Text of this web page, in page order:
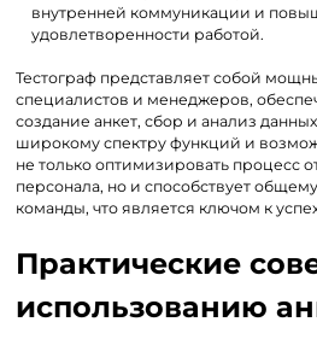
внутренней коммуникации и
удовлетворенности работой.
Тестограф представляет собой
специалистов и менеджеров,
создание анкет, сбор и анализ
широкому спектру функций и
не только оптимизировать процесс
персонала, но и способствует
команды, что является ключом к
Практические
использованию